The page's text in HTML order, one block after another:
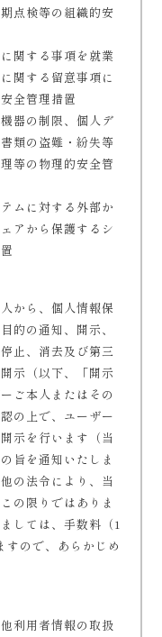
点検等の組織的安
関する事項を就業
関する留意事項に
全管理措置
器の制限、個人デ
類の盗難・紛失等
等の物理的安全管
ムに対する外部か
アから保護するシ
から、個人情報保
的の通知、開示、
止、消去及び第三
示（以下、「開示
ご本人またはその
の上で、ユーザー
示を行います（当
旨を通知いたしま
の法令により、当
の限りではありま
しては、手数料（1
ので、あらかじめ
利用者情報の取扱